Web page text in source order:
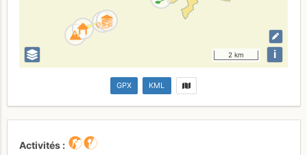
2 km i
GPX KML
Activités